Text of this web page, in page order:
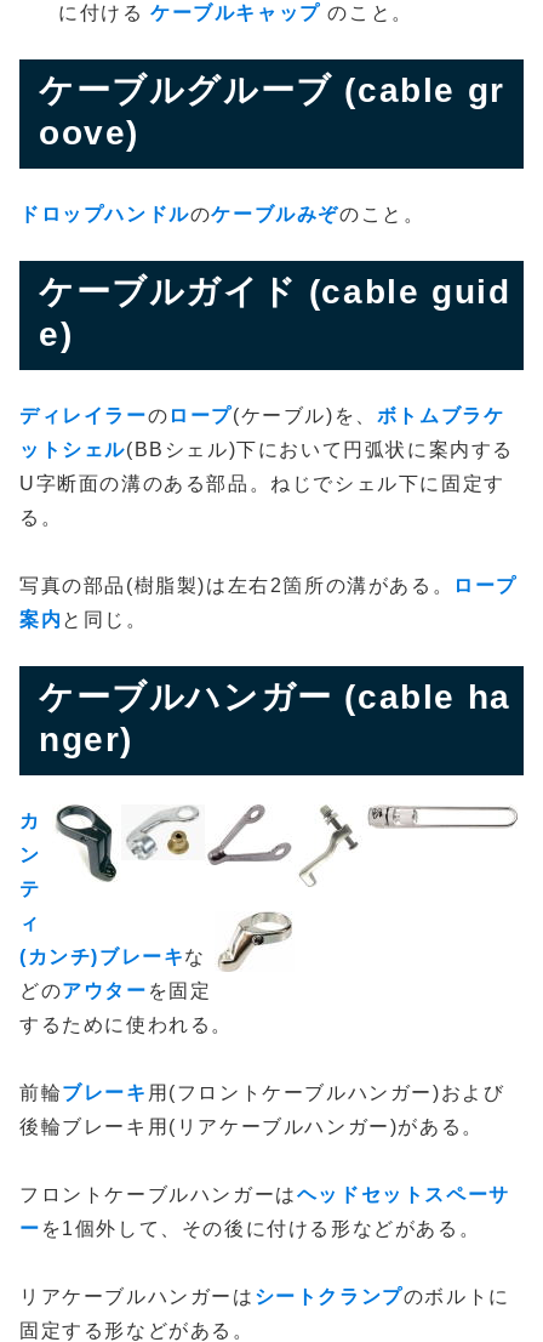
に付ける ケーブルキャップ のこと。
ケーブルグルーブ (cable gr
oove)
ドロップハンドルのケーブルみぞのこと。
ケーブルガイド (cable guid
e)
ディレイラーの ロープ(ケーブル)を、 ボトムブラケ
ットシェル(BBシェル)下において円弧状に案内する
U字断面の溝のある部品。ねじでシェル下に固定す
る。
写真の部品(樹脂製)は左右2箇所の溝がある。
ロープ
案内 と同じ。
ケーブルハンガー (cable ha
nger)
カ
ン
テ
ィ
(カンチ)ブレーキな
どのアウター を固定
するために使われる。
前輪ブレーキ 用(フロントケーブルハンガー)および
後輪ブレーキ用(リアケーブルハンガー)がある。
フロントケーブルハンガーはヘッドセットスペーサ
ー を1個外して、その後に付ける形などがある。
リアケーブルハンガーは シートクランプのボルトに
固定する形などがある。